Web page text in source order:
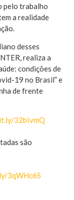
pelo trabalho
a realidade
desses
realiza a
condições de
19 no Brasil” e
de frente
32bIvmQ
são
3qWHc6S